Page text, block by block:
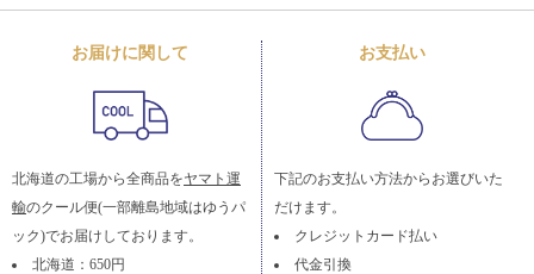
お届けに関して
北海道の工場から全商品をヤマト運
輸のクール便(一部離島地域はゆうパ
ック)でお届けしております。
北海道：650円
お支払い
下記のお支払い方法からお選びいた
だけます。
クレジットカード払い
代金引換